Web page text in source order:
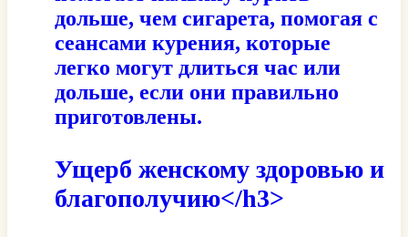
дольше, чем сигарета, помогая с
сеансами курения, которые
легко могут длиться час или
дольше, если они правильно
приготовлены.
Ущерб женскому здоровью и
благополучию</h3>